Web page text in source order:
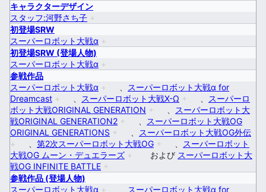
キャラクターデザイン
スタッフ:河野さち子 +
初登場SRW
スーパーロボット大戦α +
初登場SRW (登場人物)
スーパーロボット大戦α +
参戦作品
スーパーロボット大戦α +
スーパーロボット大戦α for
Dreamcast + スーパーロボット大戦X-Ω +
スーパーロ
ボット大戦ORIGINAL GENERATION +
スーパーロボット大
戦ORIGINAL GENERATION2 +
スーパーロボット大戦OG
ORIGINAL GENERATIONS +
スーパーロボット大戦OG外伝
+
第2次スーパーロボット大戦OG +
スーパーロボット
大戦OG ムーン・デュエラーズ + および スーパーロボット大
戦OG INFINITE BATTLE +
参戦作品 (登場人物)
スーパーロボット大戦α +
スーパーロボット大戦α for